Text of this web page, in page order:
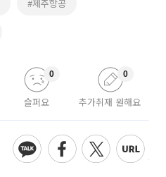
#제주항공
슬퍼요
0
추가취재 원해요
0